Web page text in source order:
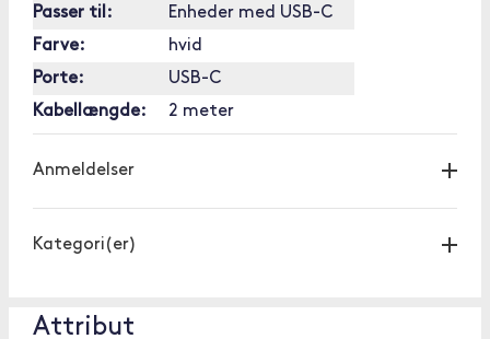
Passer til:
Enheder med USB-C
Farve:
hvid
Porte:
USB-C
Kabellængde:
2 meter
Anmeldelser
Kategori(er)
Attribut